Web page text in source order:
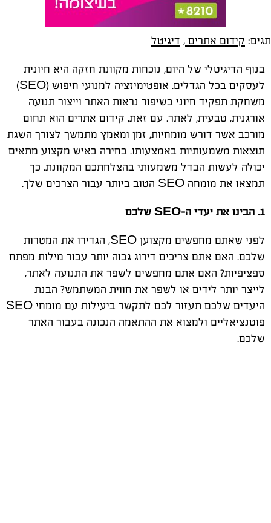
תגים: קידום אתרים , דיגיטל
בנוף הדיגיטלי של היום, נוכחות מקוונת חזקה היא חיונית
לעסקים בכל הגדלים. אופטימיזציה למנועי חיפוש (SEO)
משחקת תפקיד חיוני בשיפור נראות האתר וייצור תנועה
אורגנית, טבעית, לאתר. עם זאת, קידום אתרים הוא תחום
מורכב אשר דורש מומחיות, זמן ומאמץ מתמשך לצורך השגת
תוצאות משמעותיות באמצעותו. בחירה באיש מקצוע מתאים
יכולה לעשות הבדל משמעותי בהצלחתכם המקוונת. כך
תמצאו את מומחה SEO הטוב ביותר עבור הצרכים שלך.
1. הבינו את יעדי ה-SEO שלכם
לפני שאתם מחפשים מקצוען SEO, הגדירו את המטרות
שלכם. האם אתם צריכים דירוג גבוה יותר עבור מילות מפתח
ספציפיות? האם אתם מחפשים לשפר את התנועה לאתר,
לייצר יותר לידים או לשפר את חווית המשתמש? הבנת
היעדים שלכם תעזור לכם לתקשר ביעילות עם מומחי SEO
פוטנציאליים ולמצוא את ההתאמה הנכונה בעבור האתר
שלכם.